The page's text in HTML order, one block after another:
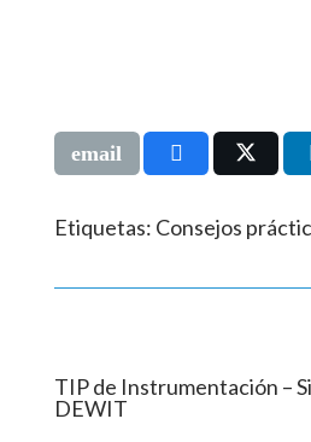
Etiquetas: Consejos
TIP de Instrumentación –
DEWIT